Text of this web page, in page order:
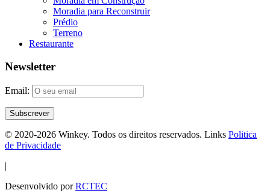
Moradia para Reconstruir
Prédio
Terreno
Restaurante
Newsletter
Email:
© 2020-2026 Winkey. Todos os direitos reservados. Links Politica
de Privacidade
|
Desenvolvido porRCTEC